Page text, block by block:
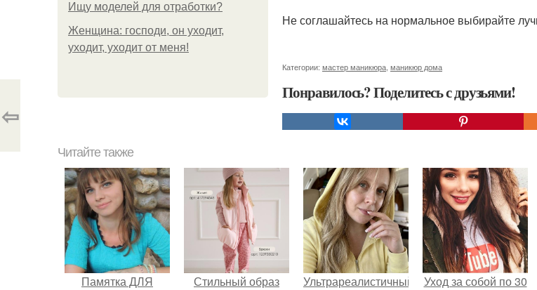
Ищу моделей для отработки?
Женщина: господи, он уходит,
уходит, уходит от меня!
Не соглашайтесь на нормальное выбирайте
Категории: мастер маникюра маникюр дома
Понравилось? Поделитесь с друзьями!
⇦
Читайте также
Памятка ДЛЯ
Стильный образ
Ультрареалистичный
Уход за собой по 30